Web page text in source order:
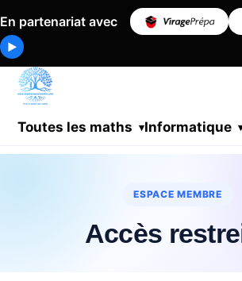
En partenariat avec
▶
Toutes les maths Informatique
ESPACE MEMBRE
Accès